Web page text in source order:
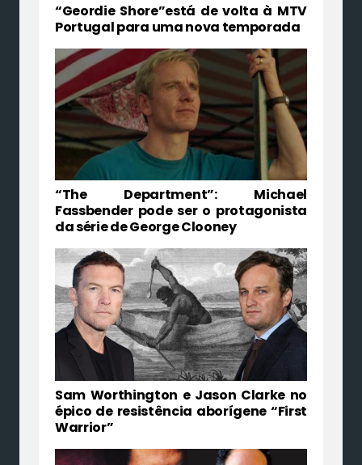
“Geordie Shore”está de volta à MTV
Portugal para uma nova temporada
“The Department”: Michael
Fassbender pode ser o protagonista
da série de George Clooney
Sam Worthington e Jason Clarke no
épico de resistência aborígene “First
Warrior”